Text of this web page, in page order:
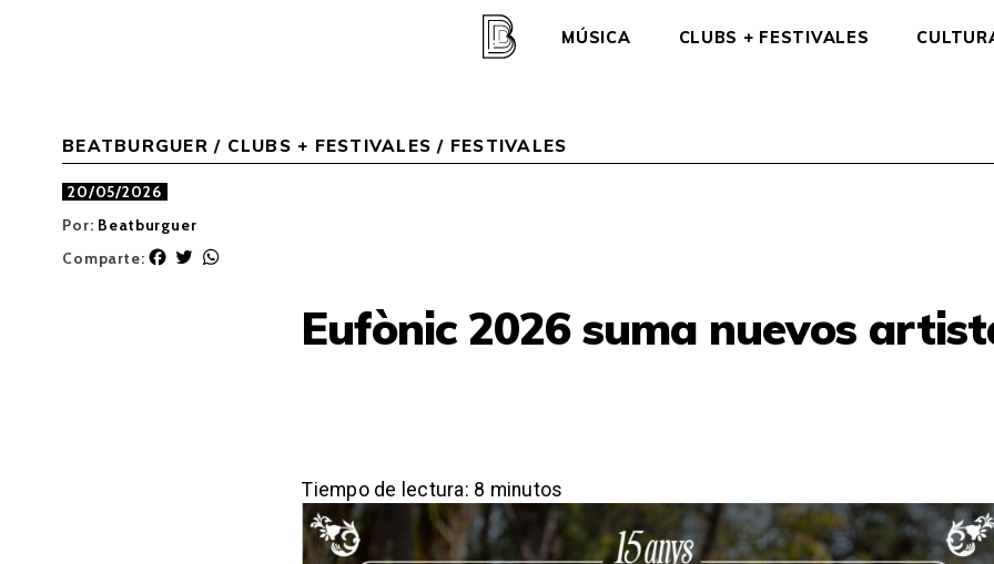
MÚSICA CLUBS + FESTIVALES
BEATBURGUER / CLUBS + FESTIVALES / FESTIVALES
20/05/2026
Por: Beatburguer
Comparte:
F
T
Eufònic 2026 suma nuevos
Tiempo de lectura: 8 minutos